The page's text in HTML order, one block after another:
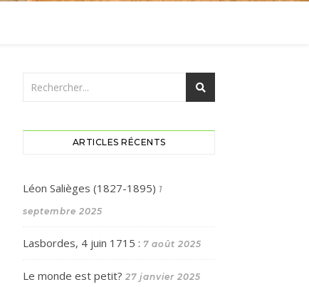
ARTICLES RÉCENTS
Léon Salièges (1827-1895) 1
septembre 2025
Lasbordes, 4 juin 1715 : 7 août 2025
Le monde est petit? 27 janvier 2025